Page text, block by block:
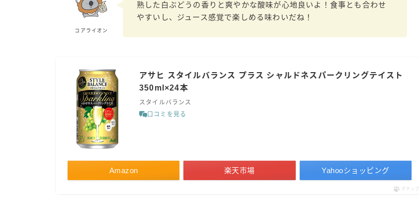
寶「丸おろし」
極上レモンサワー
極上フルーツサワー
ちゅらWATTA
コアライオン
熟した白ぶどうの香りと爽やかな酸味が心地良いよ！食事とも合わせ
やすいし、ジュース感覚で楽しめる味わいだね！
アサヒ スタイルバランス プラス シャルドネスパークリングテイスト
350ml×24本
スタイルバランス
口コミを見る
Amazon 楽天市場 Yahooショッピング
ポチップ